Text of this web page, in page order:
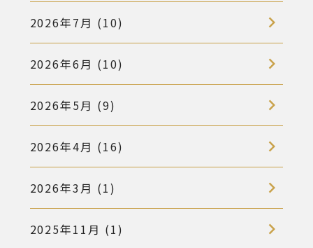
2026年7月 (10)
2026年6月 (10)
2026年5月 (9)
2026年4月 (16)
2026年3月 (1)
2025年11月 (1)